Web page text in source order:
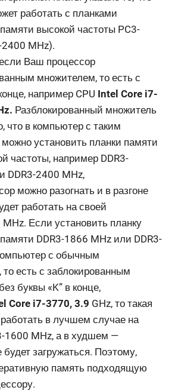
работать с планками
высокой частоты PC3-
MHz).
Ваш процессор
множителем, то есть с
например CPU Intel Core i7-
Разблокированный множитель
что в компьютер с таким
установить планки памяти
частоты, например DDR3-
DDR3-2400 MHz,
можно разогнать и в разгоне
работать на своей
Если установить планку
DDR3-1866 MHz или DDR3-
с обычным
есть с заблокированным
буквы «K” в конце,
Core i7-3770, 3.9 GHz, то такая
работать в лучшем случае на
1600 MHz, а в худшем —
загружаться. Поэтому,
память подходящую